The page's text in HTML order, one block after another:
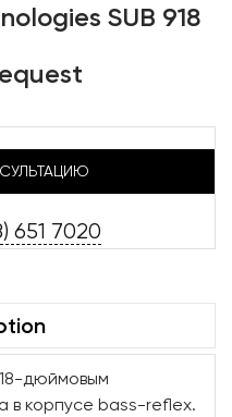
SUB 918
651 7020
дюймовым
в корпусе bass-reflex.